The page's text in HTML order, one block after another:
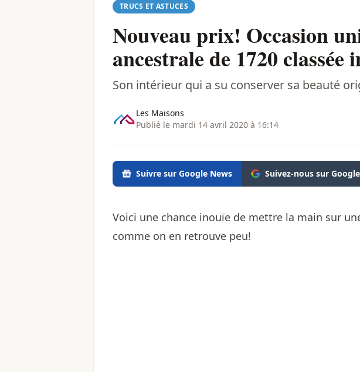
TRUCS ET ASTUCES
Nouveau prix! Occasion
ancestrale de 1720
Son intérieur qui a su conserver sa beauté
Les Maisons
Publié le mardi 14 avril 2020 à 16:14
Suivre sur Google News Suivez-nous sur
Voici une chance inouïe de mettre la main sur
comme on en retrouve peu!